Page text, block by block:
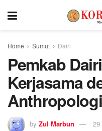
Home Sumut Dairi
Pemkab
Kerjasama
by Zul Marbun 29